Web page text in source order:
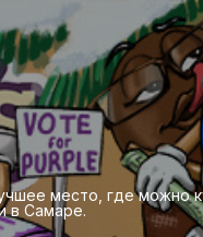
место, где можно
в Самаре.